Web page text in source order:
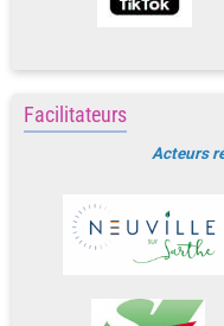
Facilitateurs
Acteurs